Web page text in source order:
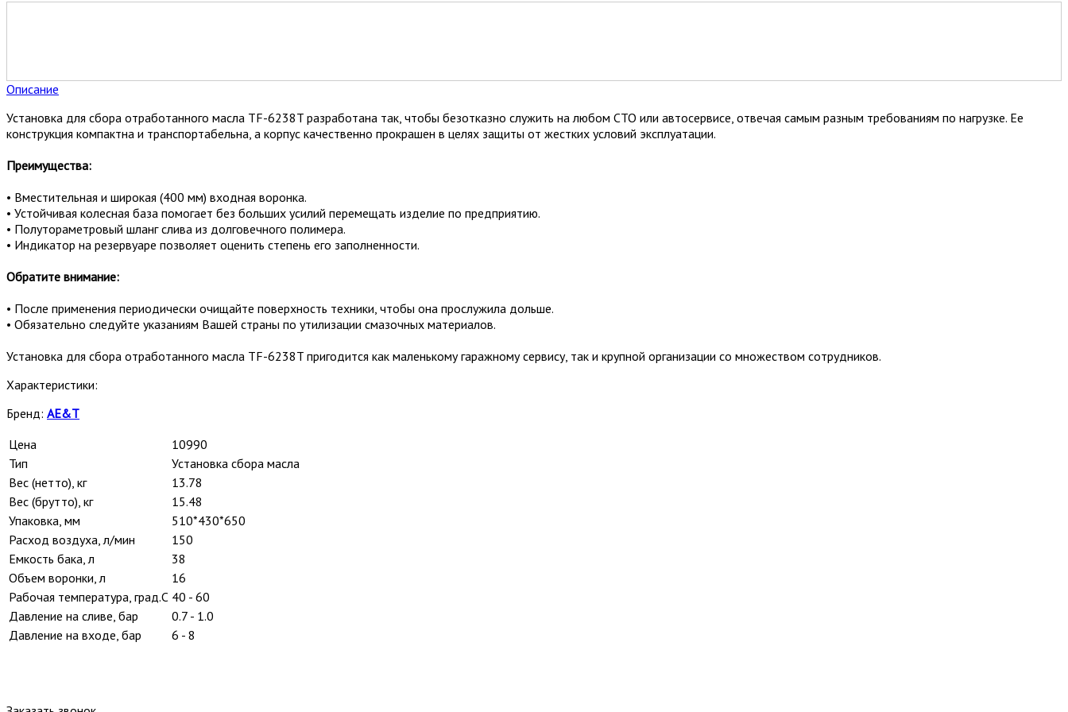
Описание
Установка для сбора отработанного масла TF-6238T разработана так, чтобы безотказно служить на любом СТО или автосервисе, отвечая самым разным требованиям по нагрузке. Ее
конструкция компактна и транспортабельна, а корпус качественно прокрашен в целях защиты от жестких условий эксплуатации.
Преимущества:
• Вместительная и широкая (400 мм) входная воронка.
• Устойчивая колесная база помогает без больших усилий перемещать изделие по предприятию.
• Полутораметровый шланг слива из долговечного полимера.
• Индикатор на резервуаре позволяет оценить степень его заполненности.
Обратите внимание:
• После применения периодически очищайте поверхность техники, чтобы она прослужила дольше.
• Обязательно следуйте указаниям Вашей страны по утилизации смазочных материалов.
Установка для сбора отработанного масла TF-6238T пригодится как маленькому гаражному сервису, так и крупной организации со множеством сотрудников.
Характеристики:
Бренд: AE&T
Цена
10990
Тип
Установка сбора масла
Вес (нетто), кг
13.78
Вес (брутто), кг
15.48
Упаковка, мм
510*430*650
Расход воздуха, л/мин
150
Емкость бака, л
38
Объем воронки, л
16
Рабочая температура, град.С 40 - 60
Давление на сливе, бар
0.7 - 1.0
Давление на входе, бар
6 - 8